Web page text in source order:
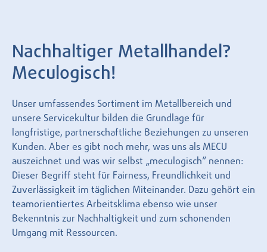
Nachhaltiger Metallhandel?
Meculogisch!
Unser umfassendes Sortiment im Metallbereich und
unsere Servicekultur bilden die Grundlage für
langfristige, partnerschaftliche Beziehungen zu unseren
Kunden. Aber es gibt noch mehr, was uns als MECU
auszeichnet und was wir selbst „meculogisch“ nennen:
Dieser Begriff steht für Fairness, Freundlichkeit und
Zuverlässigkeit im täglichen Miteinander. Dazu gehört ein
teamorientiertes Arbeitsklima ebenso wie unser
Bekenntnis zur Nachhaltigkeit und zum schonenden
Umgang mit Ressourcen.